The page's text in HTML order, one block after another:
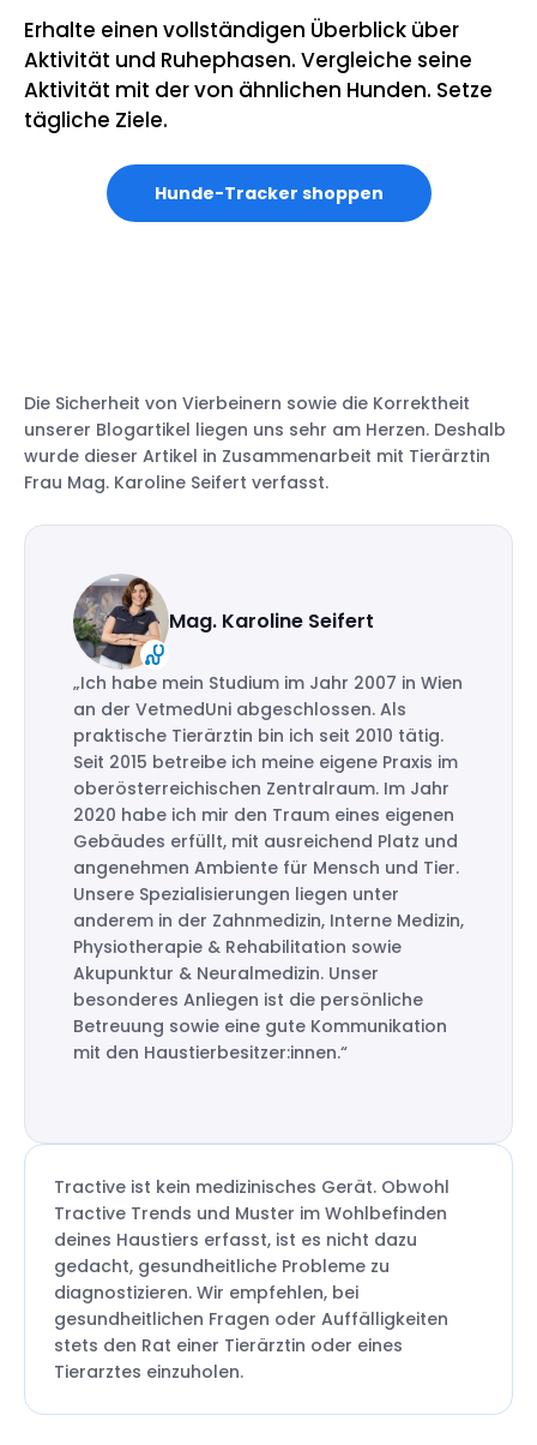
Erhalte einen vollständigen Überblick über
Aktivität und Ruhephasen. Vergleiche seine
Aktivität mit der von ähnlichen Hunden. Setze
tägliche Ziele.
Hunde-Tracker shoppen
Die Sicherheit von Vierbeinern sowie die Korrektheit
unserer Blogartikel liegen uns sehr am Herzen. Deshalb
wurde dieser Artikel in Zusammenarbeit mit Tierärztin
Frau Mag. Karoline Seifert verfasst.
Mag. Karoline Seifert
„Ich habe mein Studium im Jahr 2007 in Wien
an der VetmedUni abgeschlossen. Als
praktische Tierärztin bin ich seit 2010 tätig.
Seit 2015 betreibe ich meine eigene Praxis im
oberösterreichischen Zentralraum. Im Jahr
2020 habe ich mir den Traum eines eigenen
Gebäudes erfüllt, mit ausreichend Platz und
angenehmen Ambiente für Mensch und Tier.
Unsere Spezialisierungen liegen unter
anderem in der Zahnmedizin, Interne Medizin,
Physiotherapie & Rehabilitation sowie
Akupunktur & Neuralmedizin. Unser
besonderes Anliegen ist die persönliche
Betreuung sowie eine gute Kommunikation
mit den Haustierbesitzer:innen.“
Tractive ist kein medizinisches Gerät. Obwohl
Tractive Trends und Muster im Wohlbefinden
deines Haustiers erfasst, ist es nicht dazu
gedacht, gesundheitliche Probleme zu
diagnostizieren. Wir empfehlen, bei
gesundheitlichen Fragen oder Auffälligkeiten
stets den Rat einer Tierärztin oder eines
Tierarztes einzuholen.